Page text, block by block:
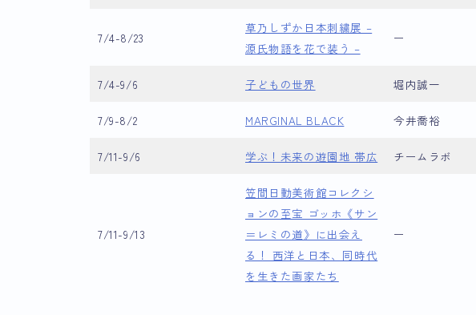
7/4-8/23
草乃しずか日本刺繍展 –
源氏物語を花で装う –
ー
7/4-9/6 子どもの世界 堀内誠一
7/9-8/2 MARGINAL BLACK ​今井喬裕
7/11-9/6 学ぶ！未来の遊園地 帯広 チームラボ
7/11-9/13
笠間日動美術館コレクシ
ョンの至宝 ゴッホ《サン
＝レミの道》に出会え
る！ 西洋と日本、同時代
を生きた画家たち
ー